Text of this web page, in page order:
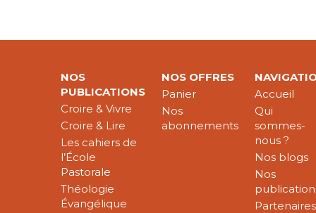
NOS
PUBLICATIONS
Croire & Vivre
Croire & Lire
Les cahiers de
l’École
Pastorale
Théologie
Évangélique
NOS OFFRES
Panier
Nos
abonnements
Accueil
Qui
sommes-
nous ?
Nos blogs
Nos
Partenaires